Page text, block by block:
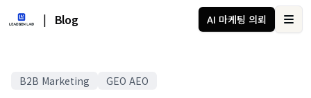
| Blog AI 마케팅 의뢰
B2B Marketing GEO AEO